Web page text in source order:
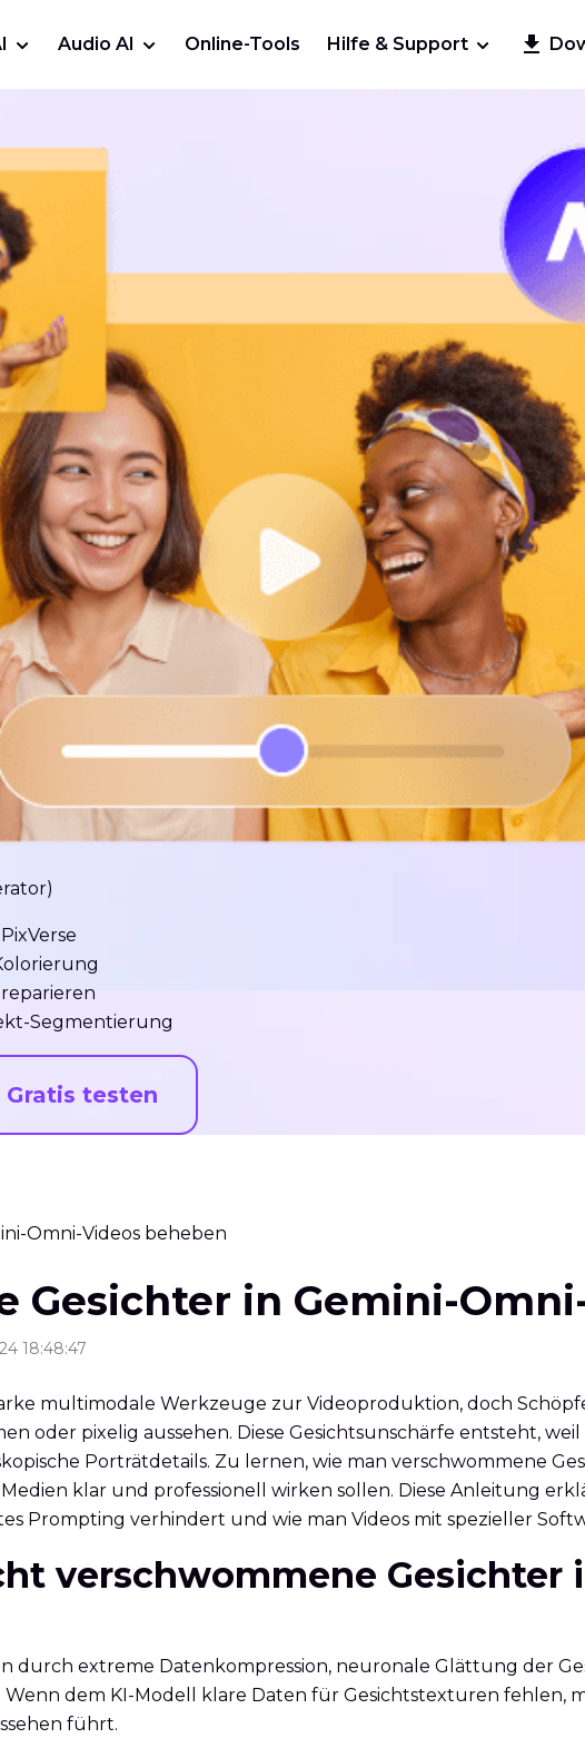
Audio AI Online-Tools Hilfe & Support
Segmentierung
Gratis testen
Omni-Videos beheben
Gesichter in Gemini-
18:48:47
multimodale Werkzeuge zur Videoproduktion, doch
oder pixelig aussehen. Diese Gesichtsunschärfe entsteht,
Porträtdetails. Zu lernen, wie man verschwommene
klar und professionell wirken sollen. Diese Anleitung
Prompting verhindert und wie man Videos mit spezieller
verschwommene Gesichter
durch extreme Datenkompression, neuronale Glättung der
dem KI-Modell klare Daten für Gesichtstexturen fehlen,
führt.